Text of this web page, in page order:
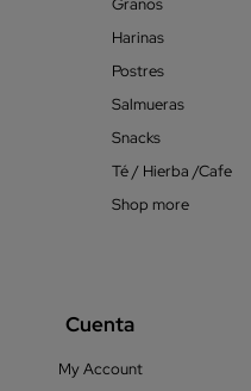
Granos
Harinas
Postres
Salmueras
Snacks
Té / Hierba /Cafe
Shop more
Cuenta
My Account